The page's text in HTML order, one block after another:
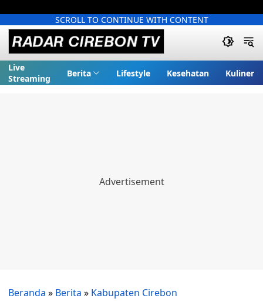
SCROLL TO CONTINUE WITH CONTENT
Live
Streaming
Berita Lifestyle Kesehatan Kuliner
Beranda » Berita » Kabupaten Cirebon